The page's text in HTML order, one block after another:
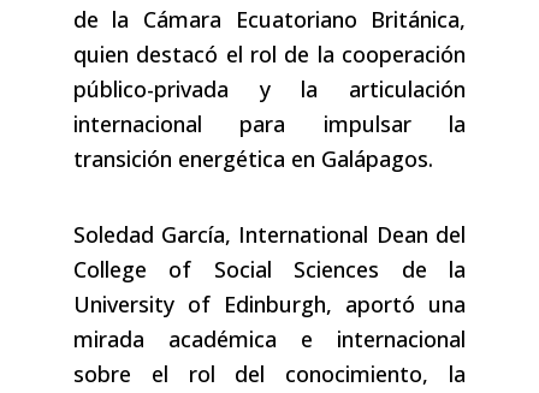
de la Cámara Ecuatoriano Británica,
quien destacó el rol de la cooperación
público-privada y la articulación
internacional para impulsar la
transición energética en Galápagos.
Soledad García, International Dean del
College of Social Sciences de la
University of Edinburgh, aportó una
mirada académica e internacional
sobre el rol del conocimiento, la